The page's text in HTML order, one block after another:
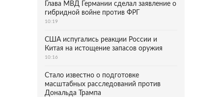
Глава МВД Германии сделал заявление о
гибридной войне против ФРГ
10:19
США испугались реакции России и
Китая на истощение запасов оружия
10:16
Стало известно о подготовке
масштабных расследований против
Дональда Трампа